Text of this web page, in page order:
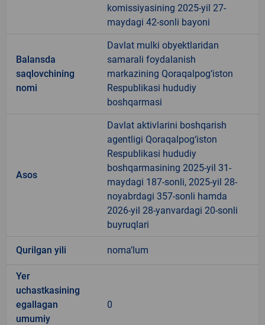
komissiyasining 2025-yil 27-
maydagi 42-sonli bayoni
Balansda
saqlovchining
nomi
Davlat mulki obyektlaridan
samarali foydalanish
markazining Qoraqalpog‘iston
Respublikasi hududiy
boshqarmasi
Asos
Davlat aktivlarini boshqarish
agentligi Qoraqalpog‘iston
Respublikasi hududiy
boshqarmasining 2025-yil 31-
maydagi 187-sonli, 2025-yil 28-
noyabrdagi 357-sonli hamda
2026-yil 28-yanvardagi 20-sonli
buyruqlari
Qurilgan yili noma’lum
Yer
uchastkasining
egallagan
umumiy
0